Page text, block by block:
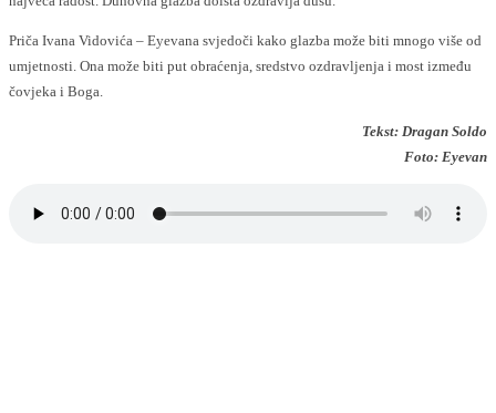
Priča Ivana Vidovića – Eyevana svjedoči kako glazba može biti mnogo više od
umjetnosti. Ona može biti put obraćenja, sredstvo ozdravljenja i most između
čovjeka i Boga.
Tekst: Dragan Soldo
Foto: Eyevan